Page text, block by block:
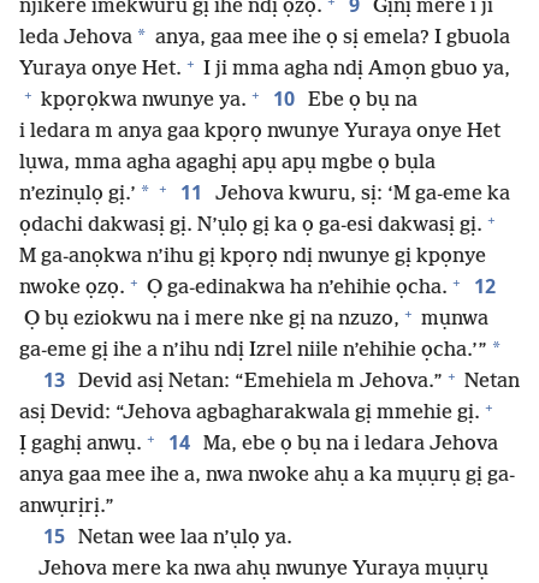
njikere imekwuru gị ihe ndị ọzọ.
Gịnị mere i ji
leda Jehova * anya, gaa mee ihe ọ sị emela? I gbuola
Yuraya onye Het. + I ji mma agha ndị Amọn gbuo ya,
+ kpọrọkwa nwunye ya. + 10 Ebe ọ bụ na
i ledara m anya gaa kpọrọ nwunye Yuraya onye Het
lụwa, mma agha agaghị apụ apụ mgbe ọ bụla
n’ezinụlọ gị.’ * + 11
Jehova kwuru, sị: ‘M ga-eme ka
ọdachi dakwasị gị. N’ụlọ gị ka ọ ga-esi dakwasị gị. +
M ga-anọkwa n’ihu gị kpọrọ ndị nwunye gị kpọnye
nwoke ọzọ. + Ọ ga-edinakwa ha n’ehihie ọcha. + 12
Ọ bụ eziokwu na i mere nke gị na nzuzo, + mụnwa
ga-eme gị ihe a n’ihu ndị Izrel niile n’ehihie ọcha.’” *
13 Devid asị Netan: “Emehiela m Jehova.” + Netan
asị Devid: “Jehova agbagharakwala gị mmehie gị. +
Ị gaghị anwụ. + 14 Ma, ebe ọ bụ na i ledara Jehova
anya gaa mee ihe a, nwa nwoke ahụ a ka mụụrụ gị ga-
anwụrịrị.”
15 Netan wee laa n’ụlọ ya.
Jehova mere ka nwa ahụ nwunye Yuraya mụụrụ